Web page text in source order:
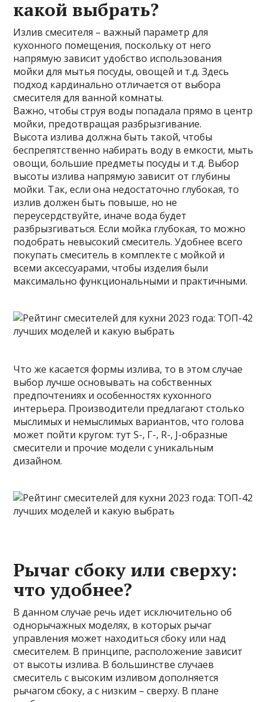
какой выбрать?
Излив смесителя – важный параметр для
кухонного помещения, поскольку от него
напрямую зависит удобство использования
мойки для мытья посуды, овощей и т.д. Здесь
подход кардинально отличается от выбора
смесителя для ванной комнаты.
Важно, чтобы струя воды попадала прямо в центр
мойки, предотвращая разбрызгивание.
Высота излива должна быть такой, чтобы
беспрепятственно набирать воду в емкости, мыть
овощи, большие предметы посуды и т.д. Выбор
высоты излива напрямую зависит от глубины
мойки. Так, если она недостаточно глубокая, то
излив должен быть повыше, но не
переусердствуйте, иначе вода будет
разбрызгиваться. Если мойка глубокая, то можно
подобрать невысокий смеситель. Удобнее всего
покупать смеситель в комплекте с мойкой и
всеми аксессуарами, чтобы изделия были
максимально функциональными и практичными.
Что же касается формы излива, то в этом случае
выбор лучше основывать на собственных
предпочтениях и особенностях кухонного
интерьера. Производители предлагают столько
мыслимых и немыслимых вариантов, что голова
может пойти кругом: тут S-, Г-, R-, J-образные
смесители и прочие модели с уникальным
дизайном.
Рычаг сбоку или сверху:
что удобнее?
В данном случае речь идет исключительно об
однорычажных моделях, в которых рычаг
управления может находиться сбоку или над
смесителем. В принципе, расположение зависит
от высоты излива. В большинстве случаев
смеситель с высоким изливом дополняется
рычагом сбоку, а с низким – сверху. В плане